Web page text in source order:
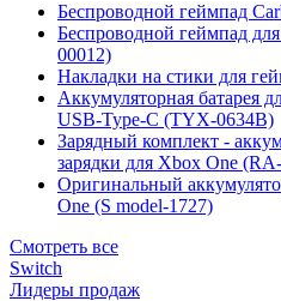
Беспроводной геймпад
Беспроводной геймпад
00012)
Накладки на стики для
Аккумуляторная батарея
USB-Type-C (TYX-0634B)
Зарядный комплект -
зарядки для Xbox One
Оригинальный
One (S model-1727)
Смотреть все
Switch
Лидеры продаж